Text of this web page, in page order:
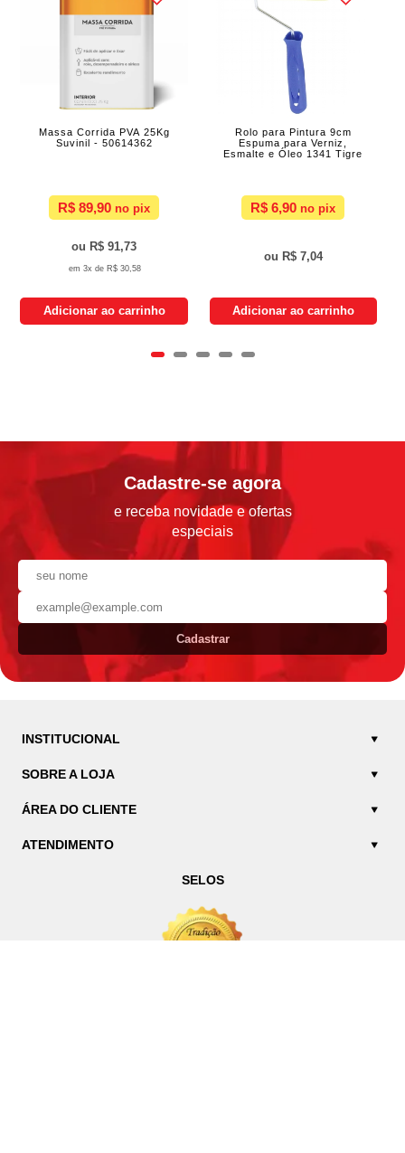
Massa Corrida PVA 25Kg
Suvinil - 50614362
R$ 89,90
R$ 91,73
3x de R$ 30,58
Adicionar ao carrinho
Rolo para Pintura 9cm
Espuma para Verniz,
Esmalte e Óleo 1341 Tigre
R$ 6,90
R$ 7,04
Adicionar ao carrinho
Cadastre-se agora
e receba novidade e ofertas
especiais
Cadastrar
INSTITUCIONAL
SOBRE A LOJA
ÁREA DO CLIENTE
ATENDIMENTO
SELOS